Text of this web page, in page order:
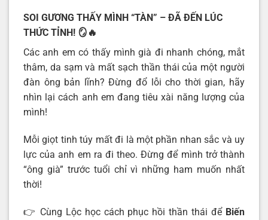
SOI GƯƠNG THẤY MÌNH “TÀN” – ĐÃ ĐẾN LÚC
THỨC TỈNH! 🪞🔥
Các anh em có thấy mình già đi nhanh chóng, mắt
thâm, da sạm và mất sạch thần thái của một người
đàn ông bản lĩnh? Đừng đổ lỗi cho thời gian, hãy
nhìn lại cách anh em đang tiêu xài năng lượng của
mình!
Mỗi giọt tinh túy mất đi là một phần nhan sắc và uy
lực của anh em ra đi theo. Đừng để mình trở thành
“ông già” trước tuổi chỉ vì những ham muốn nhất
thời!
👉 Cùng Lộc học cách phục hồi thần thái để Biến